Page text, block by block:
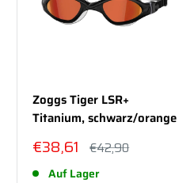
Zoggs Tiger LSR+
Titanium, schwarz/orange
Sonderpreis
€38,61 Normalpreis
€42,90
Auf Lager